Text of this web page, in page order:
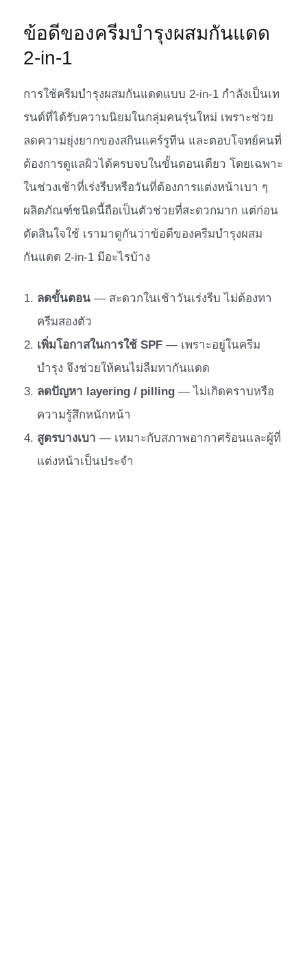
ข้อดีของครีมบำรุงผสมกันแดด
2-in-1
การใช้ครีมบำรุงผสมกันแดดแบบ 2-in-1 กำลังเป็นเท
รนด์ที่ได้รับความนิยมในกลุ่มคนรุ่นใหม่ เพราะช่วย
ลดความยุ่งยากของสกินแคร์รูทีน และตอบโจทย์คนที่
ต้องการดูแลผิวได้ครบจบในขั้นตอนเดียว โดยเฉพาะ
ในช่วงเช้าที่เร่งรีบหรือวันที่ต้องการแต่งหน้าเบา ๆ
ผลิตภัณฑ์ชนิดนี้ถือเป็นตัวช่วยที่สะดวกมาก แต่ก่อน
ตัดสินใจใช้ เรามาดูกันว่าข้อดีของครีมบำรุงผสม
กันแดด 2-in-1 มีอะไรบ้าง
ลดขั้นตอน — สะดวกในเช้าวันเร่งรีบ ไม่ต้องทา
ครีมสองตัว
เพิ่มโอกาสในการใช้ SPF — เพราะอยู่ในครีม
บำรุง จึงช่วยให้คนไม่ลืมทากันแดด
ลดปัญหา layering / pilling — ไม่เกิดคราบหรือ
ความรู้สึกหนักหน้า
สูตรบางเบา — เหมาะกับสภาพอากาศร้อนและผู้ที่
แต่งหน้าเป็นประจำ